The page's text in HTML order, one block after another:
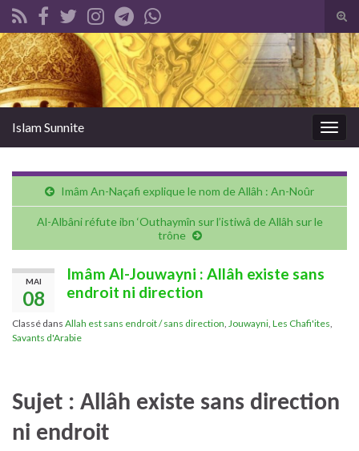
Search for:
Islam Sunnite
Imâm An-Naçafi explique le nom de Allâh : An-Noûr
Al-Albâni réfute ibn ‘Outhaymîn sur l’istiwâ de Allâh sur le
trône
MAI
08
Imâm Al-Jouwayni : Allâh existe sans
endroit ni direction
Classé dans Allah est sans endroit / sans direction Jouwayni Les Chafi'ites
Savants d'Arabie
Sujet : Allâh existe sans direction
ni endroit